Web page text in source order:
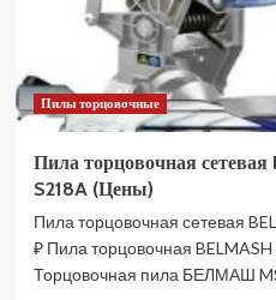
ЗУ
с
протяжкой
1501707
(Цены)
Пилы торцовочные
Пила торцовочная сетевая
S218A (Цены)
Пила торцовочная сетевая
₽ Пила торцовочная
Торцовочная пила БЕЛМАШ